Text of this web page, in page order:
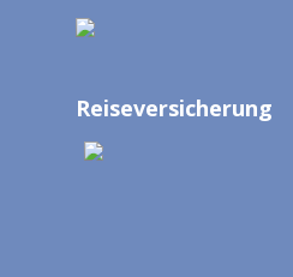
Reiseversicherung